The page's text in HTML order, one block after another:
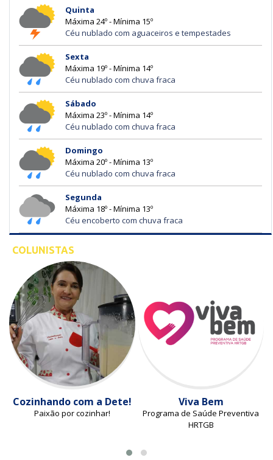
Quinta
Máxima 24º - Mínima 15º
Céu nublado com aguaceiros e tempestades
Sexta
Máxima 19º - Mínima 14º
Céu nublado com chuva fraca
Sábado
Máxima 23º - Mínima 14º
Céu nublado com chuva fraca
Domingo
Máxima 20º - Mínima 13º
Céu nublado com chuva fraca
Segunda
Máxima 18º - Mínima 13º
Céu encoberto com chuva fraca
COLUNISTAS
Cozinhando com a Dete!
Paixão por cozinhar!
Viva Bem
Programa de Saúde Preventiva
HRTGB